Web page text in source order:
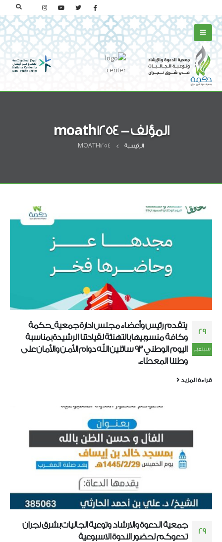
المؤلف - moath1254
الرئيسية MOATH1254
29
سبتمبر
يتقدم رئيس وأعضاء مجلس ادارة جمعية_حكمة
وكافة منسوبيها بالتهنئة لقيادتنا الرشيدة بمناسبة
اليوم الوطني 93 سائلين الله دوام الأمن والأمان على
وطننا المعطاء.
قراءة المزيد
29
جمعية الدعوة والارشاد وتوعية الجاليات بشرق نجران
تدعوكم لحضور الندوة الاسبوعية